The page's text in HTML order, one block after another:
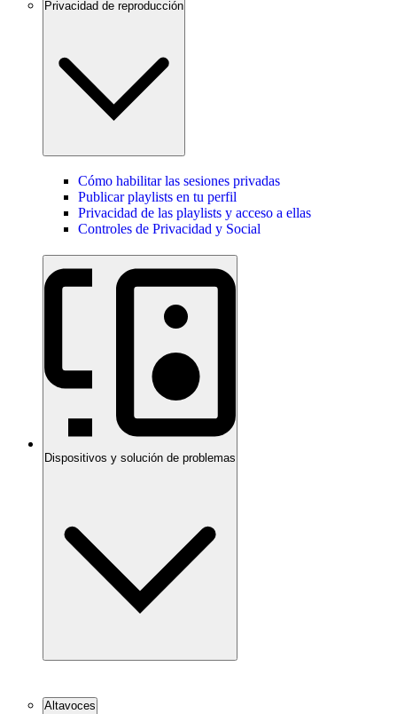
Privacidad de reproducción
Cómo habilitar las sesiones privadas
Publicar playlists en tu perfil
Privacidad de las playlists y acceso a ellas
Controles de Privacidad y Social
Dispositivos y solución de problemas
Altavoces